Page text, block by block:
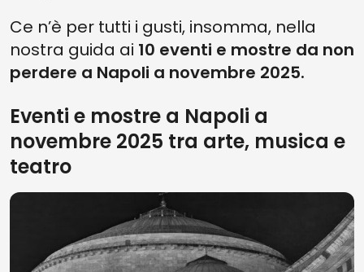
Ce n’è per tutti i gusti, insomma, nella
nostra guida ai 10 eventi e mostre da non
perdere a Napoli a novembre 2025.
Eventi e mostre a Napoli a
novembre 2025 tra arte, musica e
teatro